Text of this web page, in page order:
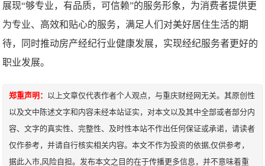
展现“够专业，有品质，可信赖”的服务形象，为消费者提供更
为专业、高效和贴心的服务，满足人们对美好居住生活的期
待，同时推动房产经纪行业健康发展，实现经纪服务者更好的
职业发展。
郑重声明： 以上文章仅代表作者个人观点，与重庆财经网无关。其原创性
以及文中陈述文字和内容未经本站证实，对本文以及其中全部或者部分内
容、文字的真实性、完整性、及时性本站不作出任何保证或承诺，请读者
仅作参考，并请自行核实相关内容。本文不作为投资的依据,仅供参考，
据此入市,风险自担。发布本文之目的在于传播更多信息，并不意味着重